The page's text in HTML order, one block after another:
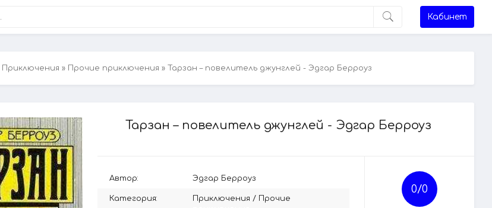
Кабинет
Приключения » Прочие приключения » Тарзан – повелитель джунглей - Эдгар Берроуз
Тарзан – повелитель джунглей - Эдгар Берроуз
Автор: Эдгар Берроуз
Категория: Приключения / Прочие
0/0